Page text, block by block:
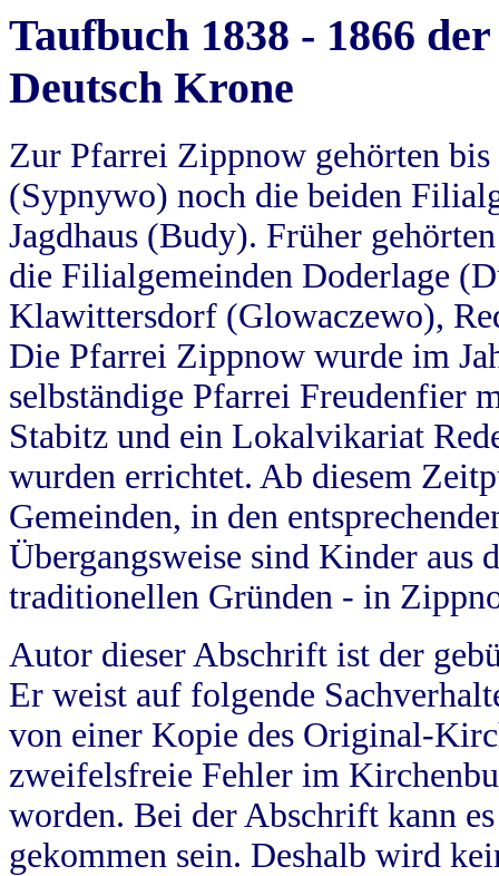
Taufbuch 1838 - 1866
Deutsch Krone
Zur Pfarrei Zippnow gehörten
(Sypnywo) noch die beiden
Jagdhaus (Budy). Früher
die Filialgemeinden Doderlage
Klawittersdorf (Glowaczewo),
Die Pfarrei Zippnow wurde im
selbständige Pfarrei Freudenfier
Stabitz und ein Lokalvikariat
wurden errichtet. Ab diesem
Gemeinden, in den
Übergangsweise sind Kinder aus
traditionellen Gründen - in
Autor dieser Abschrift ist der
Er weist auf folgende
von einer Kopie des Original-
zweifelsfreie Fehler im
worden. Bei der Abschrift kann
gekommen sein. Deshalb wird